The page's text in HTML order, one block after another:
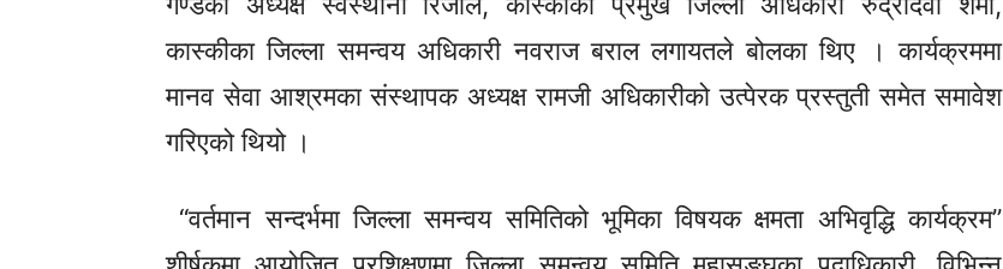
कास्कीका जिल्ला समन्वय अधिकारी नवराज बराल लगायतले बोलका थिए । कार्यक्रममा
मानव सेवा आश्रमका संस्थापक अध्यक्ष रामजी अधिकारीको उत्पेरक प्रस्तुती समेत समावेश
गरिएको थियो ।
“वर्तमान सन्दर्भमा जिल्ला समन्वय समितिको भूमिका विषयक क्षमता अभिवृद्धि कार्यक्रम”